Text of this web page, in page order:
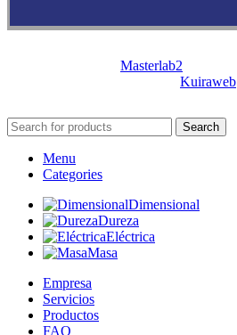
Masterlab2
Kuiraweb
Search
Menu
Categories
Dimensional
Dureza
Eléctrica
Masa
Empresa
Servicios
Productos
FAQ